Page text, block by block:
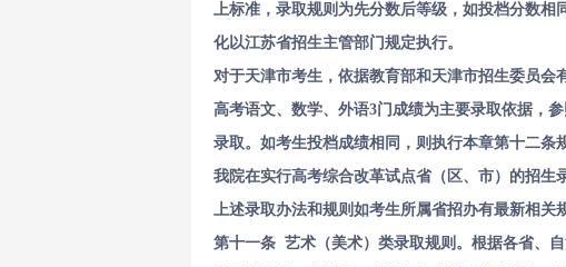
上标准，录取规则为先分数后等级，如投档分数
化以江苏省招生主管部门规定执行。
对于天津市考生，依据教育部和天津市招生委员
高考语文、数学、外语3门成绩为主要录取依据，
录取。如考生投档成绩相同，则执行本章第十二条
我院在实行高考综合改革试点省（区、市）的招生
上述录取办法和规则如考生所属省招办有最新相关
第十一条 艺术（美术）类录取规则。根据各省、